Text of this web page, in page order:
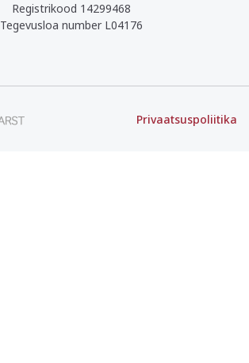
Registrikood 14299468
Tegevusloa number L04176
Privaatsuspoliitika